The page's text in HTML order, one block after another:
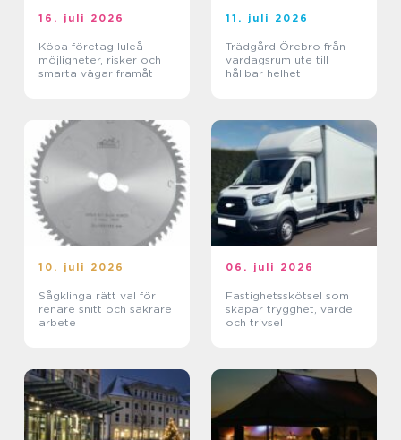
16. juli 2026
Köpa företag luleå
möjligheter, risker och
smarta vägar framåt
11. juli 2026
Trädgård Örebro från
vardagsrum ute till
hållbar helhet
10. juli 2026
Sågklinga rätt val för
renare snitt och säkrare
arbete
06. juli 2026
Fastighetsskötsel som
skapar trygghet, värde
och trivsel